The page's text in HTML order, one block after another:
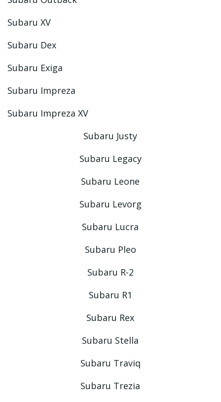
Subaru XV
Subaru Dex
Subaru Exiga
Subaru Impreza
Subaru Impreza XV
Subaru Justy
Subaru Legacy
Subaru Leone
Subaru Levorg
Subaru Lucra
Subaru Pleo
Subaru R-2
Subaru R1
Subaru Rex
Subaru Stella
Subaru Traviq
Subaru Trezia